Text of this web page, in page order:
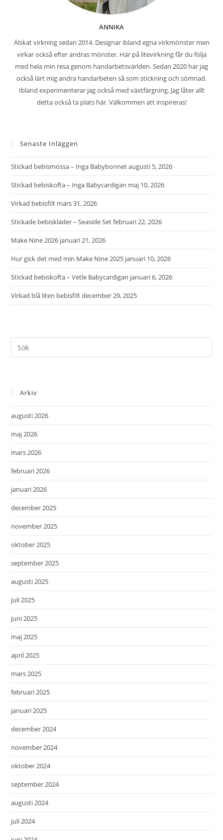
ANNIKA
Älskat virkning sedan 2014. Designar ibland egna virkmönster men
virkar också efter andras mönster. Här på litevirkning får du följa
med hela min resa genom handarbetsvärlden. Sedan 2020 har jag
också lärt mig andra handarbeten så som stickning och sömnad.
Ibland experimenterar jag också med växtfärgning. Jag låter allt
detta också ta plats här. Välkommen att inspireras!
Senaste Inläggen
Stickad bebismössa – Inga Babybonnetaugusti 5, 2026
Stickad bebiskofta – Inga Babycardigan maj 10, 2026
Virkad bebisfilt mars 31, 2026
Stickade bebiskläder – Seaside Setfebruari 22, 2026
Make Nine 2026 januari 21, 2026
Hur gick det med min Make Nine 2025 januari 10, 2026
Stickad bebiskofta – Vetle Babycardigan januari 6, 2026
Virkad blå liten bebisfiltdecember 29, 2025
Arkiv
augusti 2026
maj 2026
mars 2026
februari 2026
januari 2026
december 2025
november 2025
oktober 2025
september 2025
augusti 2025
juli 2025
juni 2025
maj 2025
april 2025
mars 2025
februari 2025
januari 2025
december 2024
november 2024
oktober 2024
september 2024
augusti 2024
juli 2024